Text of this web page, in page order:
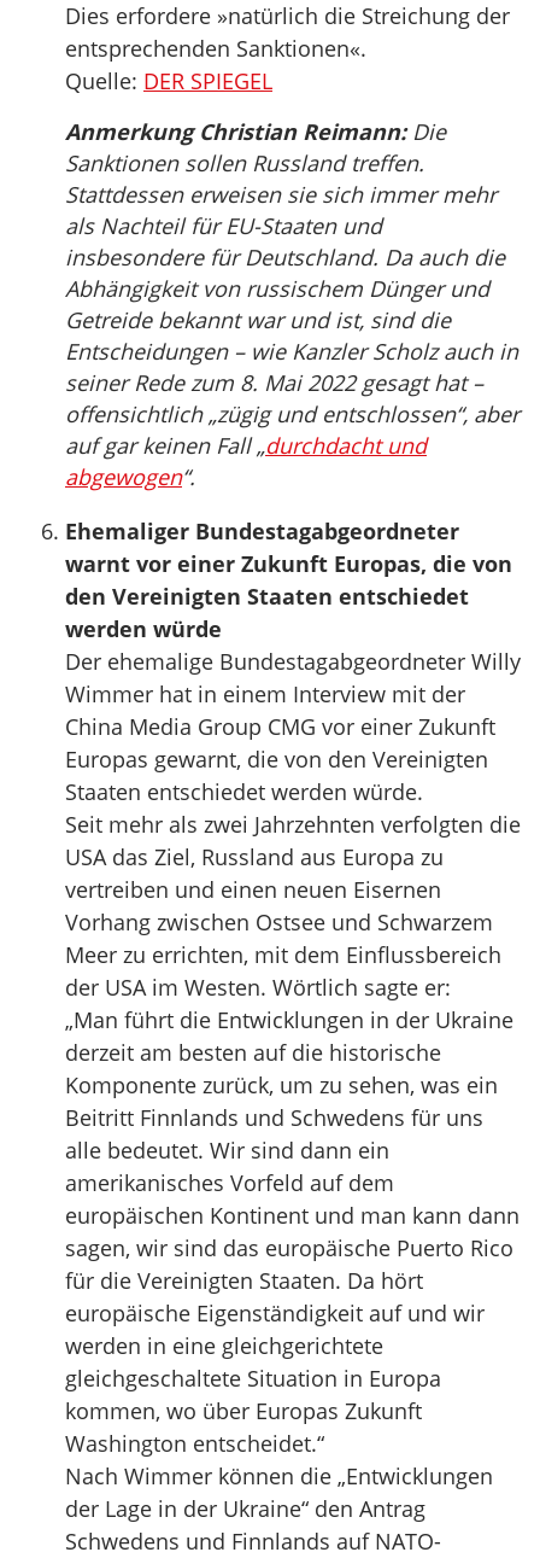
Dies erfordere »natürlich die Streichung der
entsprechenden Sanktionen«.
Quelle: DER SPIEGEL
Anmerkung Christian Reimann:Die
Sanktionen sollen Russland treffen.
Stattdessen erweisen sie sich immer mehr
als Nachteil für EU-Staaten und
insbesondere für Deutschland. Da auch die
Abhängigkeit von russischem Dünger und
Getreide bekannt war und ist, sind die
Entscheidungen – wie Kanzler Scholz auch in
seiner Rede zum 8. Mai 2022 gesagt hat –
offensichtlich „zügig und entschlossen“, aber
auf gar keinen Fall „durchdacht und
abgewogen“.
Ehemaliger Bundestagabgeordneter
warnt vor einer Zukunft Europas, die von
den Vereinigten Staaten entschiedet
werden würde
Der ehemalige Bundestagabgeordneter Willy
Wimmer hat in einem Interview mit der
China Media Group CMG vor einer Zukunft
Europas gewarnt, die von den Vereinigten
Staaten entschiedet werden würde.
Seit mehr als zwei Jahrzehnten verfolgten die
USA das Ziel, Russland aus Europa zu
vertreiben und einen neuen Eisernen
Vorhang zwischen Ostsee und Schwarzem
Meer zu errichten, mit dem Einflussbereich
der USA im Westen. Wörtlich sagte er:
„Man führt die Entwicklungen in der Ukraine
derzeit am besten auf die historische
Komponente zurück, um zu sehen, was ein
Beitritt Finnlands und Schwedens für uns
alle bedeutet. Wir sind dann ein
amerikanisches Vorfeld auf dem
europäischen Kontinent und man kann dann
sagen, wir sind das europäische Puerto Rico
für die Vereinigten Staaten. Da hört
europäische Eigenständigkeit auf und wir
werden in eine gleichgerichtete
gleichgeschaltete Situation in Europa
kommen, wo über Europas Zukunft
Washington entscheidet.“
Nach Wimmer können die „Entwicklungen
der Lage in der Ukraine“ den Antrag
Schwedens und Finnlands auf NATO-